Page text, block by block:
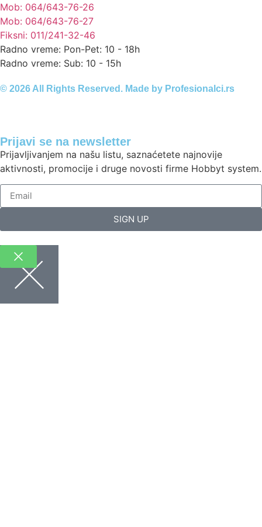
Mob: 064/643-76-26
Mob: 064/643-76-27
Fiksni: 011/241-32-46
Radno vreme: Pon-Pet: 10 - 18h
Radno vreme: Sub: 10 - 15h
© 2026 All Rights Reserved. Made by Profesionalci.rs
Prijavi se na newsletter
Prijavljivanjem na našu listu, saznaćetete najnovije
aktivnosti, promocije i druge novosti firme Hobbyt system.
SIGN UP